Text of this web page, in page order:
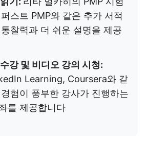
스트 PMP와 같은 추가 서적
찰력과 더 쉬운 설명을 제공
강 및 비디오 강의 시청:
Learning, Coursera와 같
험이 풍부한 강사가 진행하는
를 제공합니다